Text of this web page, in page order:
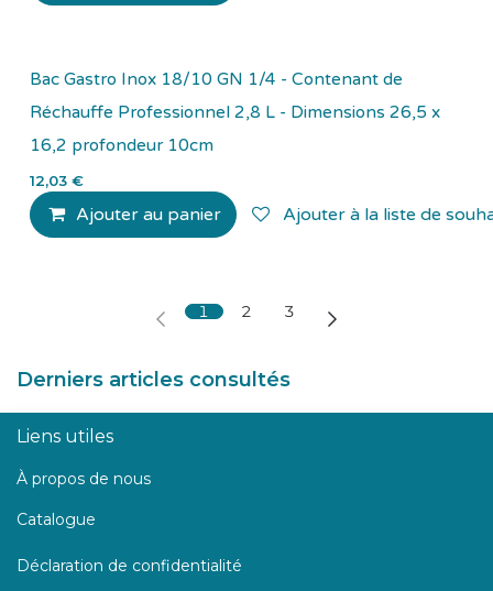
Bac Gastro Inox 18/10 GN 1/4 - Contenant de
Réchauffe Professionnel 2,8 L - Dimensions 26,5 x
16,2 profondeur 10cm
12,03 €
Ajouter au panier Ajouter à la liste de
1 2 3
Derniers articles consultés
Liens utiles
À propos de nous
Catalogue
Déclaration de confidentialité